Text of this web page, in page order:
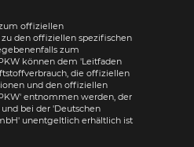
offiziellen
den offiziellen spezifischen
zum
können dem 'Leitfaden
die offiziellen
und den offiziellen
entnommen werden, der
bei der 'Deutschen
unentgeltlich erhältlich ist